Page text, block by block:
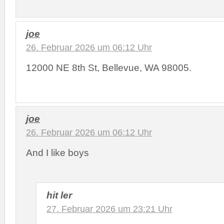
joe
26. Februar 2026 um 06:12 Uhr
12000 NE 8th St, Bellevue, WA 98005.
joe
26. Februar 2026 um 06:12 Uhr
And I like boys
hit ler
27. Februar 2026 um 23:21 Uhr